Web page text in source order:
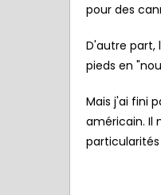
pour des
D'autre part,
pieds en
Mais j'ai fini
américain. Il